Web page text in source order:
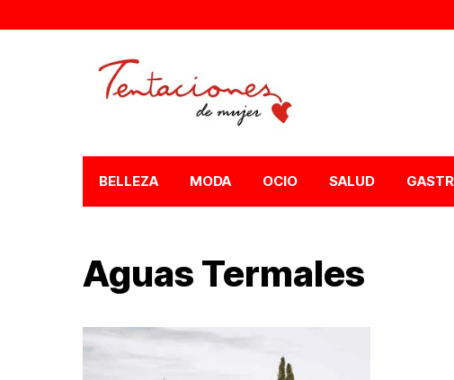
BELLEZA MODA OCIO SALUD
Aguas Termales